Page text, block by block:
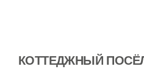
КОТТЕДЖНЫЙ